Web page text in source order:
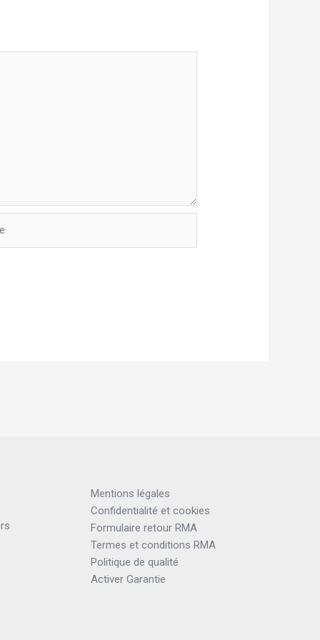
Mentions légales
Confidentialité et cookies
Formulaire retour RMA
Termes et conditions RMA
Politique de qualité
Activer Garantie